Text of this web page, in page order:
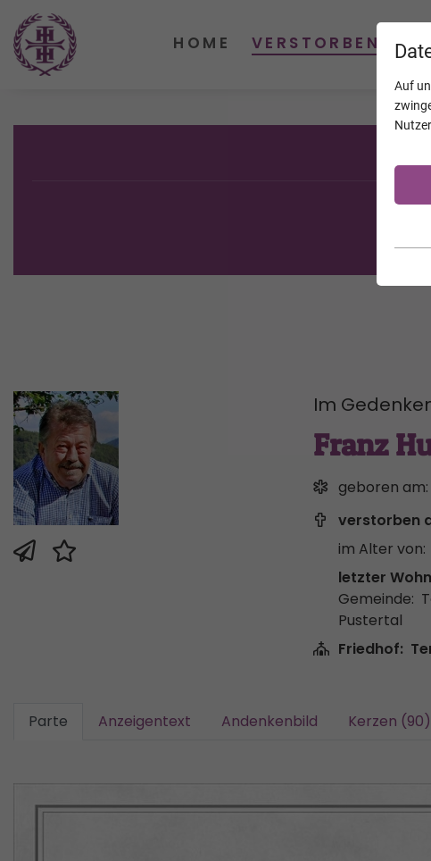
Im
Franz
geboren am:
verstorben
im Alter von:
letzter
Gemeinde:
Pustertal
Friedhof:
Parte Anzeigentext Andenkenbild Kerzen (90)
Auf
HOME VERSTORBENE